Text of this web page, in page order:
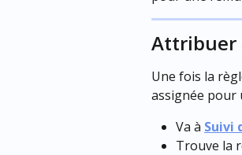
Attribuer
Une fois la
assignée
Va à Suivi
Trouve la